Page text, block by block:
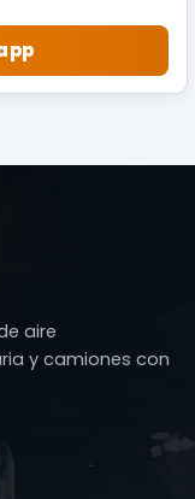
aire
y camiones con